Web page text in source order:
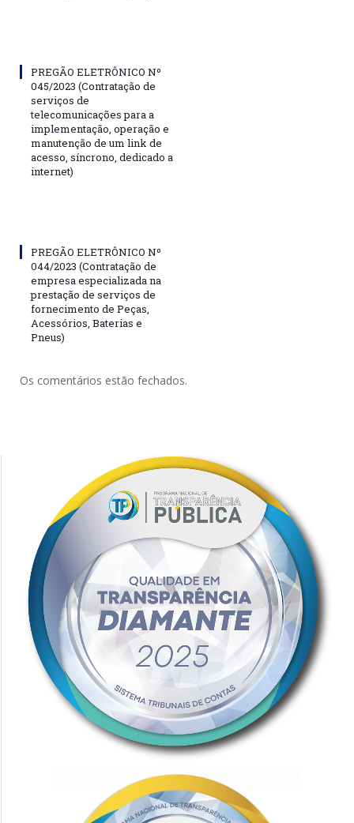
PREGÃO ELETRÔNICO Nº
045/2023 (Contratação de
serviços de
telecomunicações para a
implementação, operação e
manutenção de um link de
acesso, síncrono, dedicado a
internet)
PREGÃO ELETRÔNICO Nº
044/2023 (Contratação de
empresa especializada na
prestação de serviços de
fornecimento de Peças,
Acessórios, Baterias e
Pneus)
Os comentários estão fechados.